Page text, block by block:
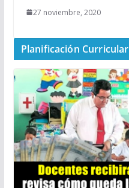
27 noviembre, 2020
Planificación Curricular